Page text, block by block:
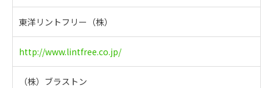
東洋リントフリー（株）
http://www.lintfree.co.jp/
（株）ブラストン